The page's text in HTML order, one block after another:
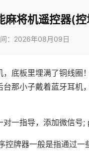
麻将机遥控器(
：2026年08月09日
底板里埋满了铜线圈
那小子戴着蓝牙耳机
一指导，添加微信号;
控牌器一般是指通过